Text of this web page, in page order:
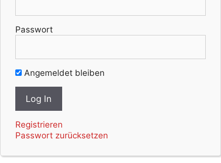
Passwort
Angemeldet bleiben
Registrieren
Passwort zurücksetzen